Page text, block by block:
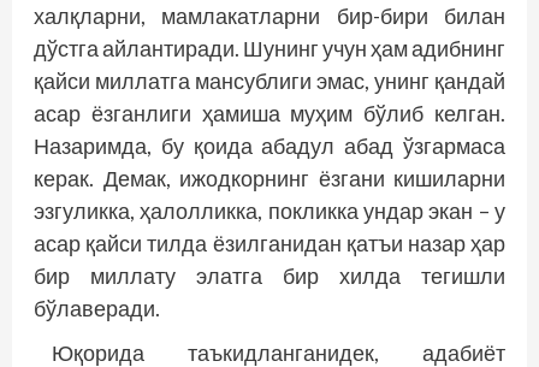
халқларни, мамлакатларни бир-бири билан
дўстга айлантиради. Шунинг учун ҳам адибнинг
қайси миллатга мансублиги эмас, унинг қандай
асар ёзганлиги ҳамиша муҳим бўлиб келган.
Назаримда, бу қоида абадул абад ўзгармаса
керак. Демак, ижодкорнинг ёзгани кишиларни
эзгуликка, ҳалолликка, покликка ундар экан – у
асар қайси тилда ёзилганидан қатъи назар ҳар
бир миллату элатга бир хилда тегишли
бўлаверади.
Юқорида таъкидланганидек, адабиёт